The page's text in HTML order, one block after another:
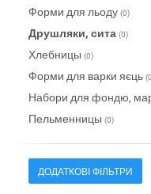
Форми для льоду (0)
Друшляки, сита (0)
Хлебницы (0)
Форми для варки яєць
Набори для фондю,
Пельменницы (0)
ДОДАТКОВІ ФІЛЬТРИ